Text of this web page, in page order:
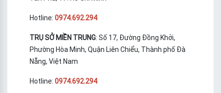
Hotline: 0974.692.294
TRỤ SỞ MIỀN TRUNG: Số 17, Đường Đồng Khởi,
Phường Hòa Minh, Quận Liên Chiểu, Thành phố Đà
Nẵng, Việt Nam
Hotline: 0974.692.294